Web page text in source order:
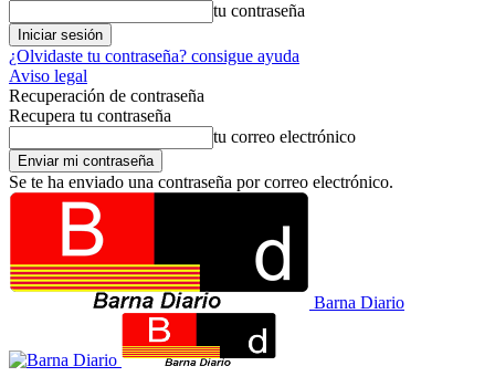
tu contraseña
¿Olvidaste tu contraseña? consigue ayuda
Aviso legal
Recuperación de contraseña
Recupera tu contraseña
tu correo electrónico
Se te ha enviado una contraseña por correo electrónico.
Barna Diario